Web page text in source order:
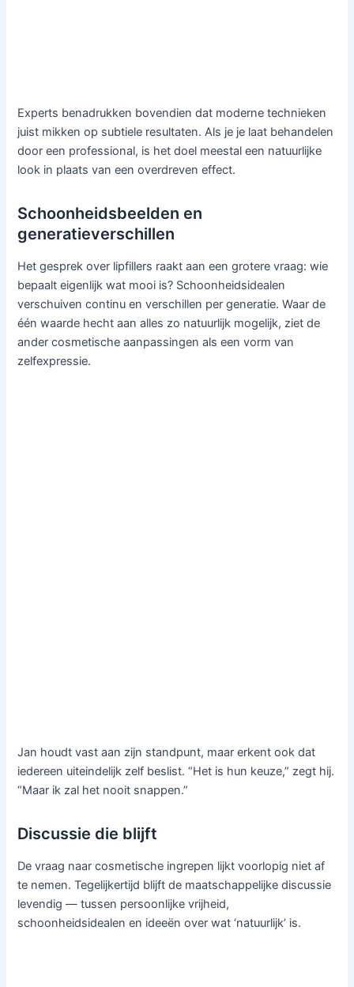
Experts benadrukken bovendien dat moderne technieken
juist mikken op subtiele resultaten. Als je je laat behandelen
door een professional, is het doel meestal een natuurlijke
look in plaats van een overdreven effect.
Schoonheidsbeelden en
generatieverschillen
Het gesprek over lipfillers raakt aan een grotere vraag: wie
bepaalt eigenlijk wat mooi is? Schoonheidsidealen
verschuiven continu en verschillen per generatie. Waar de
één waarde hecht aan alles zo natuurlijk mogelijk, ziet de
ander cosmetische aanpassingen als een vorm van
zelfexpressie.
Jan houdt vast aan zijn standpunt, maar erkent ook dat
iedereen uiteindelijk zelf beslist. “Het is hun keuze,” zegt hij.
“Maar ik zal het nooit snappen.”
Discussie die blijft
De vraag naar cosmetische ingrepen lijkt voorlopig niet af
te nemen. Tegelijkertijd blijft de maatschappelijke discussie
levendig — tussen persoonlijke vrijheid,
schoonheidsidealen en ideeën over wat ‘natuurlijk’ is.